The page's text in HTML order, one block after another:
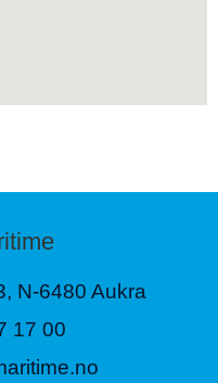
N-6480 Aukra
17 00